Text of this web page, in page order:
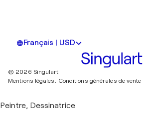
Français | USD
© 2026 Singulart
Mentions légales. Conditions générales de vente
Peintre, Dessinatrice